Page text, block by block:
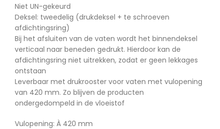
Niet UN-gekeurd
Deksel: tweedelig (drukdeksel + te schroeven
afdichtingsring)
Bij het afsluiten van de vaten wordt het binnendeksel
verticaal naar beneden gedrukt. Hierdoor kan de
afdichtingsring niet uitrekken, zodat er geen lekkages
ontstaan
Leverbaar met drukrooster voor vaten met vulopening
van 420 mm. Zo blijven de producten
ondergedompeld in de vloeistof
Vulopening: À 420 mm